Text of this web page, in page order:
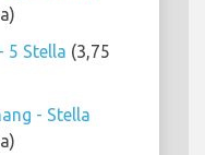
5 Stella (3,75
- Stella